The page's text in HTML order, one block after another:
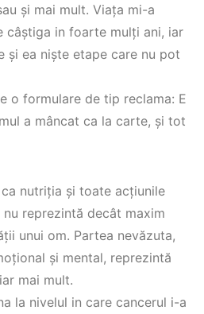
și mai mult. Viața mi-a
câștiga in foarte mulți ani, iar
și ea niște etape care nu pot
o formulare de tip reclama: E
a mâncat ca la carte, și tot
nutriția și toate acțiunile
reprezintă decât maxim
unui om. Partea nevăzuta,
și mental, reprezintă
mai mult.
la nivelul in care cancerul i-a